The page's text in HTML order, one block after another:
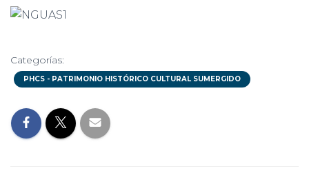
Categorías:
PHCS - PATRIMONIO HISTÓRICO CULTURAL SUMERGIDO